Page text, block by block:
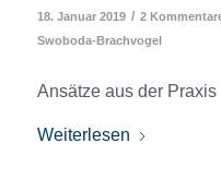
18. Januar 2019 / 2
Swoboda-Brachvogel
Ansätze aus der Praxis
Weiterlesen